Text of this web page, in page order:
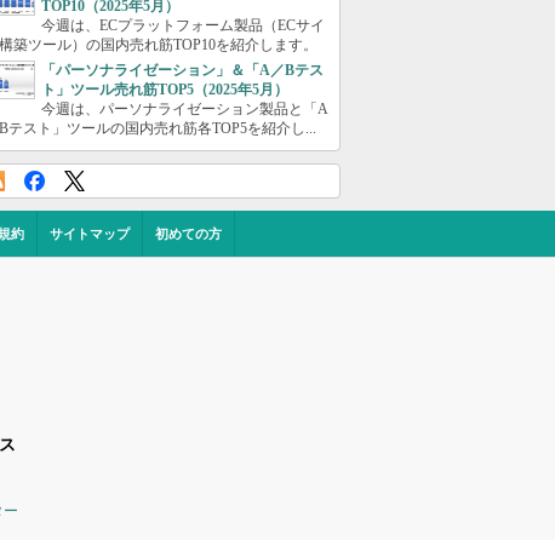
TOP10（2025年5月）
今週は、ECプラットフォーム製品（ECサイ
構築ツール）の国内売れ筋TOP10を紹介します。
「パーソナライゼーション」＆「A／Bテス
ト」ツール売れ筋TOP5（2025年5月）
今週は、パーソナライゼーション製品と「A
テスト」ツールの国内売れ筋各TOP5を紹介し...
約 サイトマップ 初めての方
ー